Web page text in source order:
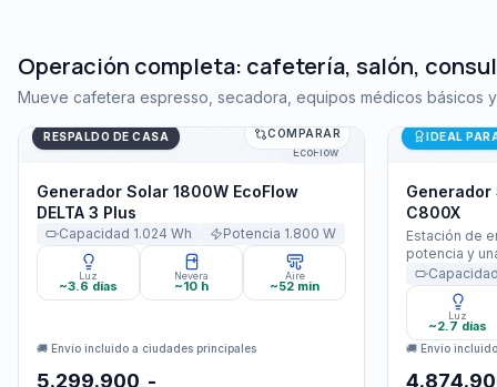
Operación completa: cafetería, salón,
Mueve cafetera espresso, secadora, equipos médicos básicos
Generador Solar 1800W EcoFlow DELTA 3 Plus
EcoFlow
RESPALDO DE CASA COMPARAR
Generador Solar 1800W EcoFlow
DELTA 3 Plus
Capacidad 1.024 Wh Potencia 1.800 W
Luz
~3.6 días
Nevera
~10 h
Aire
~52 min
🚚 Envío incluido a ciudades principales
5.299.900,-
Generador
IDEAL
Generador
C800X
Estación de
potencia y
camping.
USB-A y
Capacidad
Luz
~2.7 días
🚚 Envío